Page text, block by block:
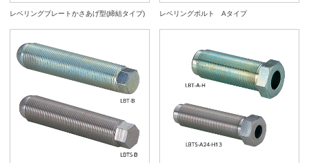
レベリングプレートかさあげ型(締結タイプ) レベリングボルト Aタイプ